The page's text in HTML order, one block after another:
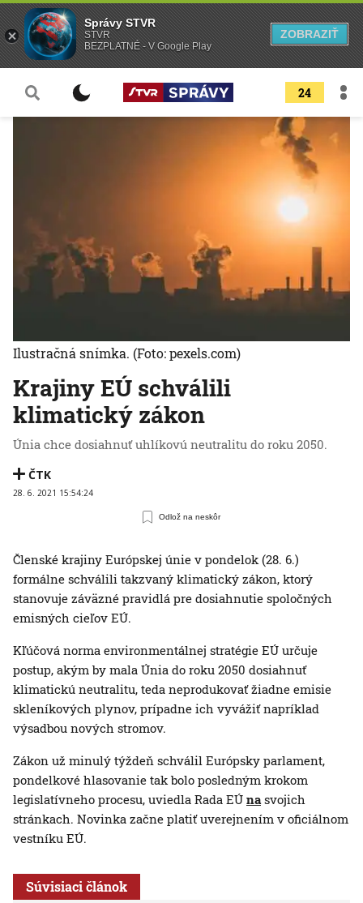
24
Krajiny EÚ schválili
klimatický zákon
Únia chce dosiahnuť uhlíkovú neutralitu do roku 2050.
ČTK
28. 6. 2021 15:54:24
Odlož na neskôr
Ilustračná snímka. (Foto: pexels.com)
Členské krajiny Európskej únie v pondelok (28. 6.)
formálne schválili takzvaný klimatický zákon, ktorý
stanovuje záväzné pravidlá pre dosiahnutie spoločných
emisných cieľov EÚ.
Kľúčová norma environmentálnej stratégie EÚ určuje
postup, akým by mala Únia do roku 2050 dosiahnuť
klimatickú neutralitu, teda neprodukovať žiadne emisie
skleníkových plynov, prípadne ich vyvážiť napríklad
výsadbou nových stromov.
Zákon už minulý týždeň schválil Európsky parlament,
pondelkové hlasovanie tak bolo posledným krokom
legislatívneho procesu, uviedla Rada EÚ na svojich
stránkach. Novinka začne platiť uverejnením v oficiálnom
vestníku EÚ.
Súvisiaci článok
Správy STVR
STVR
BEZPLATNÉ - V Google Play
ZOBRAZIŤ